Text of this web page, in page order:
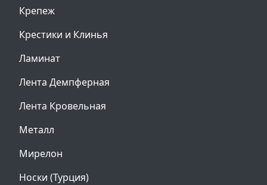
Крепеж
Крестики и Клинья
Ламинат
Лента Демпферная
Лента Кровельная
Металл
Мирелон
Носки (Турция)